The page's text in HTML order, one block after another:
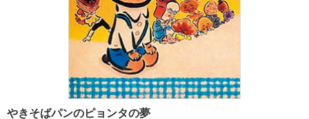
やきそばパンのピョンタの夢